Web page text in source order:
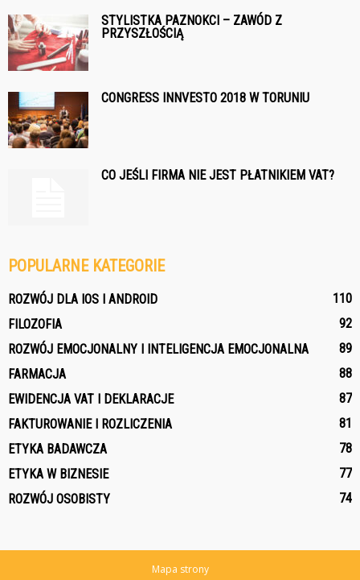
STYLISTKA PAZNOKCI – ZAWÓD Z
PRZYSZŁOŚCIĄ
CONGRESS INNVESTO 2018 W TORUNIU
CO JEŚLI FIRMA NIE JEST PŁATNIKIEM VAT?
POPULARNE KATEGORIE
ROZWÓJ DLA IOS I ANDROID
110
FILOZOFIA
92
ROZWÓJ EMOCJONALNY I INTELIGENCJA EMOCJONALNA
89
FARMACJA
88
EWIDENCJA VAT I DEKLARACJE
87
FAKTUROWANIE I ROZLICZENIA
81
ETYKA BADAWCZA
78
ETYKA W BIZNESIE
77
ROZWÓJ OSOBISTY
74
Mapa strony